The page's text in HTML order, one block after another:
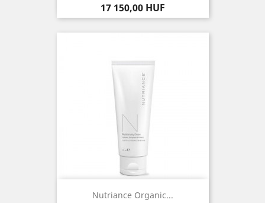
Ár
17 150,00 HUF
Nutriance Organic...